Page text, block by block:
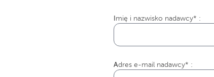
mię i nazwisko nadawcy* :
Adres e-mail nadawcy* :